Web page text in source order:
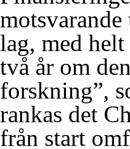
lag, med
två år om
forskning”,
rankas det
från start